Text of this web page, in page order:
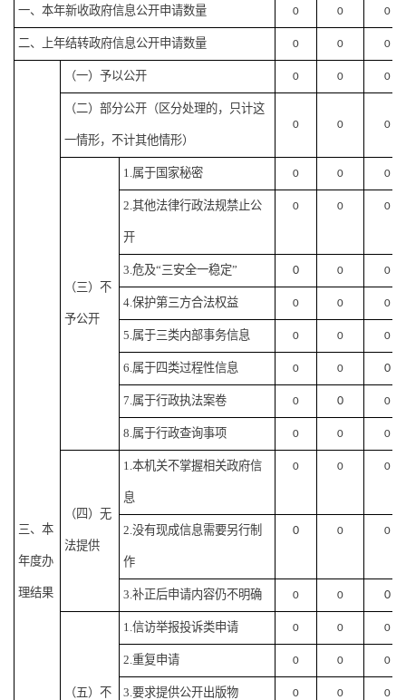
一、本年新收政府信息公开申请数量 0 0 0
二、上年结转政府信息公开申请数量 0 0 0
三、本
年度办
理结果
（一）予以公开 0 0 0
（二）部分公开（区分处理的，只计这
一情形，不计其他情形）
0 0 0
（三）不
予公开
1.属于国家秘密 0 0 0
2.其他法律行政法规禁止公
开
0 0 0
3.危及“三安全一稳定” 0 0 0
4.保护第三方合法权益 0 0 0
5.属于三类内部事务信息 0 0 0
6.属于四类过程性信息 0 0 0
7.属于行政执法案卷 0 0 0
8.属于行政查询事项 0 0 0
（四）无
法提供
1.本机关不掌握相关政府信
息
0 0 0
2.没有现成信息需要另行制
作
0 0 0
3.补正后申请内容仍不明确 0 0 0
（五）不
1.信访举报投诉类申请 0 0 0
2.重复申请 0 0 0
3.要求提供公开出版物 0 0 0